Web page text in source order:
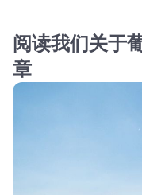
阅读我们关于
章